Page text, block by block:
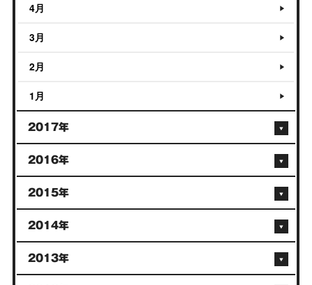
4月
3月
2月
1月
2017年
2016年
2015年
2014年
2013年